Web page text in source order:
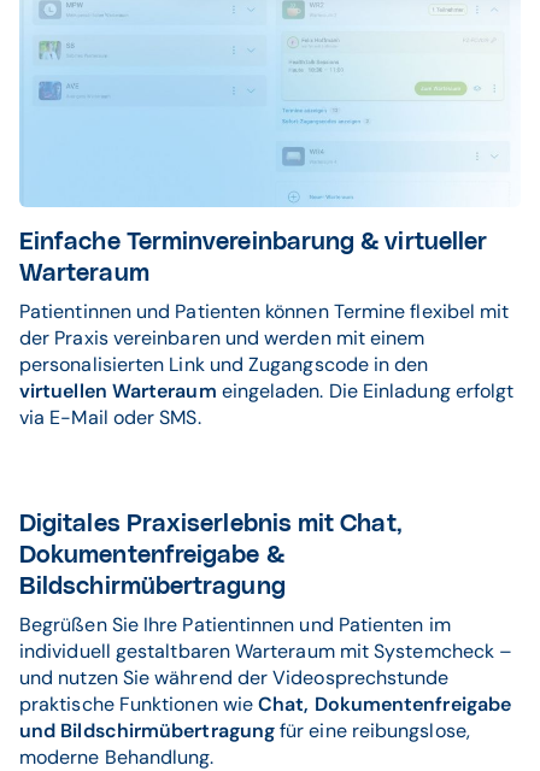
Einfache Terminvereinbarung & virtueller
Warteraum
Patientinnen und Patienten können Termine flexibel mit
der Praxis vereinbaren und werden mit einem
personalisierten Link und Zugangscode in den
virtuellen Warteraum eingeladen. Die Einladung erfolgt
via E-Mail oder SMS.
Digitales Praxiserlebnis mit Chat,
Dokumentenfreigabe &
Bildschirmübertragung
Begrüßen Sie Ihre Patientinnen und Patienten im
individuell gestaltbaren Warteraum mit Systemcheck –
und nutzen Sie während der Videosprechstunde
praktische Funktionen wieChat, Dokumentenfreigabe
und Bildschirmübertragungfür eine reibungslose,
moderne Behandlung.